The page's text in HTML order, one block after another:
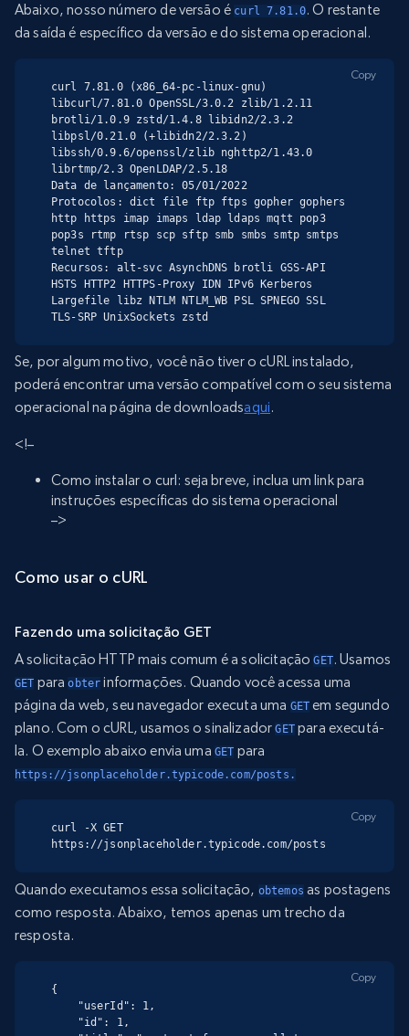
Abaixo, nosso número de versão é curl 7.81.0. O restante
da saída é específico da versão e do sistema operacional.
curl 7.81.0 (x86_64-pc-linux-gnu)
libcurl/7.81.0 OpenSSL/3.0.2 zlib/1.2.11
brotli/1.0.9 zstd/1.4.8 libidn2/2.3.2
libpsl/0.21.0 (+libidn2/2.3.2)
libssh/0.9.6/openssl/zlib nghttp2/1.43.0
librtmp/2.3 OpenLDAP/2.5.18
Data de lançamento: 05/01/2022
Protocolos: dict file ftp ftps gopher gophers
http https imap imaps ldap ldaps mqtt pop3
pop3s rtmp rtsp scp sftp smb smbs smtp smtps
telnet tftp
Recursos: alt-svc AsynchDNS brotli GSS-API
HSTS HTTP2 HTTPS-Proxy IDN IPv6 Kerberos
Largefile libz NTLM NTLM_WB PSL SPNEGO SSL
TLS-SRP UnixSockets zstd
Copy
Se, por algum motivo, você não tiver o cURL instalado,
poderá encontrar uma versão compatível com o seu sistema
operacional na página de downloadsaqui.
<!–
Como instalar o curl: seja breve, inclua um link para
instruções específicas do sistema operacional
–>
Como usar o cURL
Fazendo uma solicitação GET
A solicitação HTTP mais comum é a solicitaçãoGET. Usamos
GET paraobter informações. Quando você acessa uma
página da web, seu navegador executa uma GET em segundo
plano. Com o cURL, usamos o sinalizadorGETpara executá-
la. O exemplo abaixo envia uma GET para
https://jsonplaceholder.typicode.com/posts.
curl -X GET
https://jsonplaceholder.typicode.com/posts
Copy
Quando executamos essa solicitação, obtemos as postagens
como resposta. Abaixo, temos apenas um trecho da
resposta.
{
Copy